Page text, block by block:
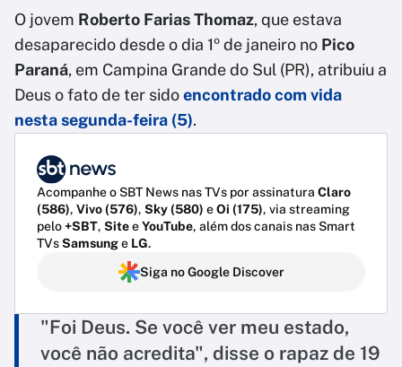
O jovem Roberto Farias Thomaz, que estava
desaparecido desde o dia 1º de janeiro no Pico
Paraná, em Campina Grande do Sul (PR), atribuiu a
Deus o fato de ter sidoencontrado com vida
nesta segunda-feira (5).
Acompanhe o SBT News nas TVs por assinatura Claro
(586), Vivo (576), Sky (580) eOi (175), via streaming
pelo+SBT, SiteeYouTube, além dos canais nas Smart
TVsSamsunge LG.
Siga no Google Discover
"Foi Deus. Se você ver meu estado,
você não acredita", disse o rapaz de 19